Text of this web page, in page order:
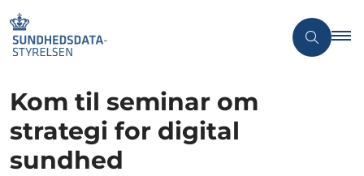
Kom til seminar om
strategi for digital
sundhed